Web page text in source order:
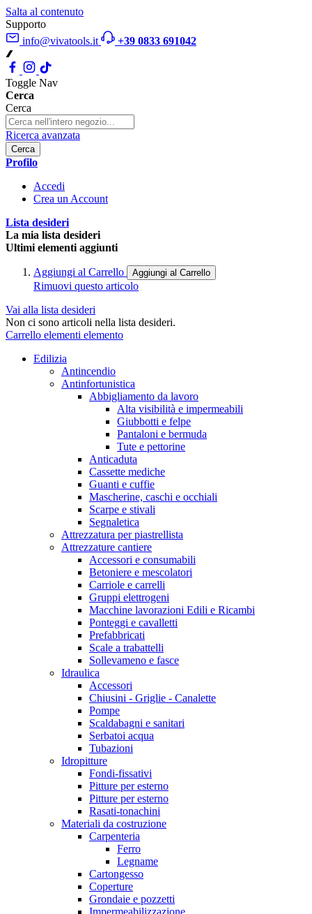
Salta al contenuto
Supporto
info@vivatools.it
+39 0833 691042
Toggle Nav
Cerca
Cerca
Ricerca avanzata
Cerca
Profilo
Accedi
Crea un Account
Lista desideri
La mia lista desideri
Ultimi elementi aggiunti
Aggiungi al Carrello Aggiungi al Carrello
Rimuovi questo articolo
Vai alla lista desideri
Non ci sono articoli nella lista desideri.
Carrello elementi elemento
Edilizia
Antincendio
Antinfortunistica
Abbigliamento da lavoro
Alta visibilità e impermeabili
Giubbotti e felpe
Pantaloni e bermuda
Tute e pettorine
Anticaduta
Cassette mediche
Guanti e cuffie
Mascherine, caschi e occhiali
Scarpe e stivali
Segnaletica
Attrezzatura per piastrellista
Attrezzature cantiere
Accessori e consumabili
Betoniere e mescolatori
Carriole e carrelli
Gruppi elettrogeni
Macchine lavorazioni Edili e Ricambi
Ponteggi e cavalletti
Prefabbricati
Scale a trabattelli
Sollevameno e fasce
Idraulica
Accessori
Chiusini - Griglie - Canalette
Pompe
Scaldabagni e sanitari
Serbatoi acqua
Tubazioni
Idropitture
Fondi-fissativi
Pitture per esterno
Pitture per esterno
Rasati-tonachini
Materiali da costruzione
Carpenteria
Ferro
Legname
Cartongesso
Coperture
Grondaie e pozzetti
Impermeabilizzazione